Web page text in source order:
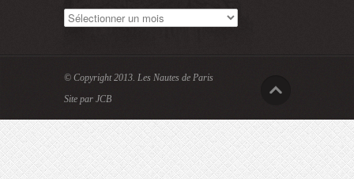
Archives
© Copyright 2013. Les Nautes de Paris
Site par JCB